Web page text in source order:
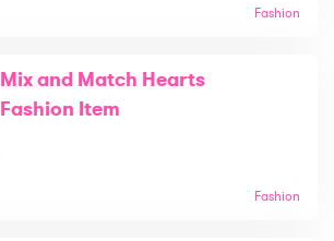
Fashion
Mix and Match Hearts
Fashion Item
Fashion